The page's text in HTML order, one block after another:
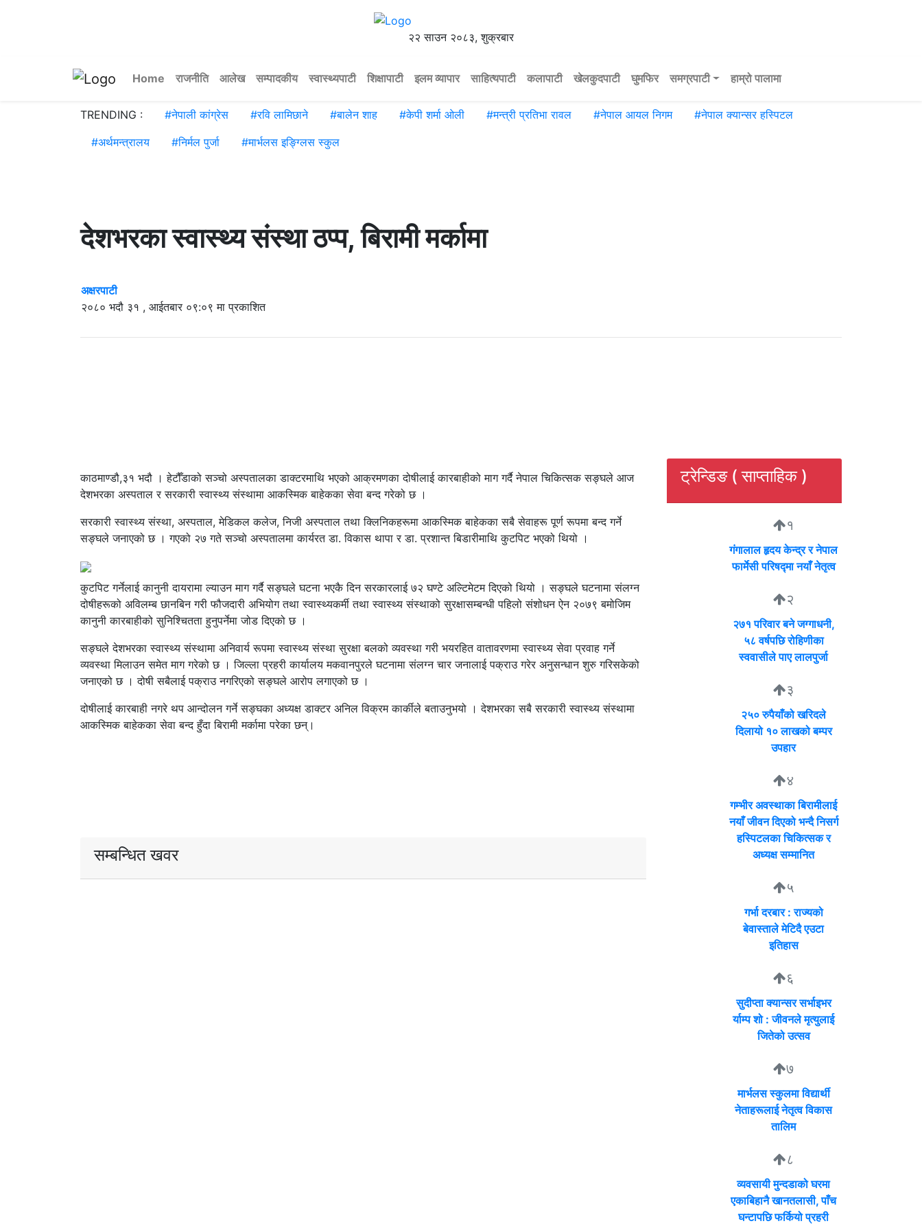
२२ साउन २०८३, शुक्रबार
Home राजनीति आलेख सम्पादकीय स्वास्थ्यपाटी शिक्षापाटी इलम व्यापार साहित्यपाटी कलापाटी खेलकुदपाटी घुमफिर समग्रपाटी हाम्रो पालामा
TRENDING : #नेपाली कांग्रेस #रवि लामिछाने #बालेन शाह #केपी शर्मा ओली #मन्त्री प्रतिभा रावल #नेपाल आयल निगम #नेपाल क्यान्सर हस्पिटल
#अर्थमन्त्रालय #निर्मल पुर्जा #मार्भलस इङ्ग्लिस स्कुल
देशभरका स्वास्थ्य संस्था ठप्प, बिरामी मर्कामा
अक्षरपाटी
२०८० भदौ ३१ , आईतबार ०९:०९ मा प्रकाशित
काठमाण्डौ,३१ भदौ । हेटौँडाको सञ्चो अस्पतालका डाक्टरमाथि भएको आक्रमणका दोषीलाई कारबाहीको माग गर्दै नेपाल चिकित्सक सङ्घले आज
देशभरका अस्पताल र सरकारी स्वास्थ्य संस्थामा आकस्मिक बाहेकका सेवा बन्द गरेको छ ।
सरकारी स्वास्थ्य संस्था, अस्पताल, मेडिकल कलेज, निजी अस्पताल तथा क्लिनिकहरूमा आकस्मिक बाहेकका सबै सेवाहरू पूर्ण रूपमा बन्द गर्ने
सङ्घले जनाएको छ । गएको २७ गते सञ्चो अस्पतालमा कार्यरत डा. विकास थापा र डा. प्रशान्त बिडारीमाथि कुटपिट भएको थियो ।
कुटपिट गर्नेलाई कानुनी दायरामा ल्याउन माग गर्दै सङ्घले घटना भएकै दिन सरकारलाई ७२ घण्टे अल्टिमेटम दिएको थियो । सङ्घले घटनामा संलग्न
दोषीहरूको अविलम्ब छानबिन गरी फौजदारी अभियोग तथा स्वास्थ्यकर्मी तथा स्वास्थ्य संस्थाको सुरक्षासम्बन्धी पहिलो संशोधन ऐन २०७९ बमोजिम
कानुनी कारबाहीको सुनिश्चितता हुनुपर्नेमा जोड दिएको छ ।
सङ्घले देशभरका स्वास्थ्य संस्थामा अनिवार्य रूपमा स्वास्थ्य संस्था सुरक्षा बलको व्यवस्था गरी भयरहित वातावरणमा स्वास्थ्य सेवा प्रवाह गर्ने
व्यवस्था मिलाउन समेत माग गरेको छ । जिल्ला प्रहरी कार्यालय मकवानपुरले घटनामा संलग्न चार जनालाई पक्राउ गरेर अनुसन्धान शुरु गरिसकेको
जनाएको छ । दोषी सबैलाई पक्राउ नगरिएको सङ्घले आरोप लगाएको छ ।
दोषीलाई कारबाही नगरे थप आन्दोलन गर्ने सङ्घका अध्यक्ष डाक्टर अनिल विक्रम कार्कीले बताउनुभयो । देशभरका सबै सरकारी स्वास्थ्य संस्थामा
आकस्मिक बाहेकका सेवा बन्द हुँदा बिरामी मर्कामा परेका छन्।
सम्बन्धित खवर
ट्रेन्डिङ ( साप्ताहिक )
१
गंगालाल हृदय केन्द्र र नेपाल
फार्मेसी परिषद्मा नयाँ नेतृत्व
२
२७१ परिवार बने जग्गाधनी,
५८ वर्षपछि रोहिणीका
स्ववासीले पाए लालपुर्जा
३
२५० रुपैयाँको खरिदले
दिलायो १० लाखको बम्पर
उपहार
४
गम्भीर अवस्थाका बिरामीलाई
नयाँ जीवन दिएको भन्दै निसर्ग
हस्पिटलका चिकित्सक र
अध्यक्ष सम्मानित
५
गर्भा दरबार : राज्यको
बेवास्ताले मेटिदै एउटा
इतिहास
६
सुदीप्ता क्यान्सर सर्भाइभर
र्याम्प शो : जीवनले मृत्युलाई
जितेको उत्सव
७
मार्भलस स्कुलमा विद्यार्थी
नेताहरूलाई नेतृत्व विकास
तालिम
८
व्यवसायी मुन्दडाको घरमा
एकाबिहानै खानतलासी, पाँच
घन्टापछि फर्कियो प्रहरी